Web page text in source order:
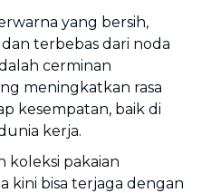
yang bersih,
terbebas dari noda
cerminan
meningkatkan rasa
kesempatan, baik di
kerja.
koleksi pakaian
kini bisa terjaga dengan